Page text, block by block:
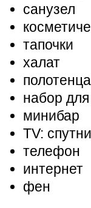
санузел
тапочки
халат
полотенца
набор
минибар
TV:
телефон
интернет
фен